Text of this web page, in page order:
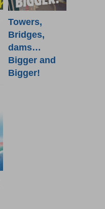
Towers,
Bridges,
dams…
Bigger and
Bigger!